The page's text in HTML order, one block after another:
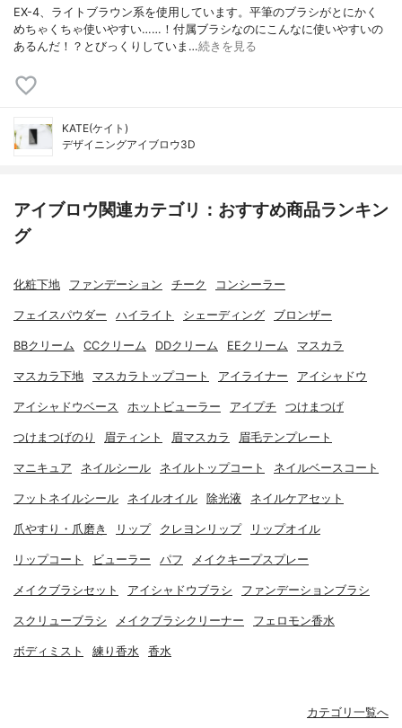
EX-4、ライトブラウン系を使用しています。平筆のブラシがとにかく
めちゃくちゃ使いやすい……！付属ブラシなのにこんなに使いやすいの
あるんだ！？とびっくりしていま…続きを見る
KATE(ケイト)
デザイニングアイブロウ3D
アイブロウ関連カテゴリ：おすすめ商品ランキン
グ
化粧下地 ファンデーション チーク コンシーラー
フェイスパウダー ハイライト シェーディング ブロンザー
BBクリーム CCクリーム DDクリーム EEクリーム マスカラ
マスカラ下地 マスカラトップコート アイライナー アイシャドウ
アイシャドウベース ホットビューラー アイプチ つけまつげ
つけまつげのり 眉ティント 眉マスカラ 眉毛テンプレート
マニキュア ネイルシール ネイルトップコート ネイルベースコート
フットネイルシール ネイルオイル 除光液 ネイルケアセット
爪やすり・爪磨き リップ クレヨンリップ リップオイル
リップコート ビューラー パフ メイクキープスプレー
メイクブラシセット アイシャドウブラシ ファンデーションブラシ
スクリューブラシ メイクブラシクリーナー フェロモン香水
ボディミスト 練り香水 香水
カテゴリ一覧へ